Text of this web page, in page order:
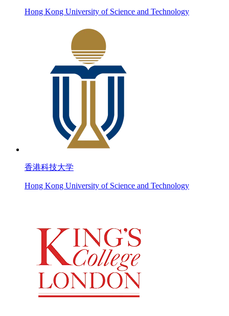
Hong Kong University of Science and Technology
香港科技大学
Hong Kong University of Science and Technology